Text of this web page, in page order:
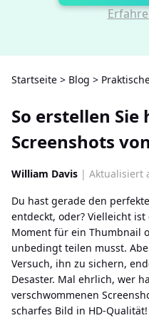
Startseite > Blog >
So erstellen
Screenshots
William Davis | Aktualisiert
Du hast gerade den
entdeckt, oder? Vielleicht
Moment für ein Thumbnail
unbedingt teilen musst.
Versuch, ihn zu sichern,
Desaster. Mal ehrlich, wer
verschwommenen
scharfes Bild in HD-